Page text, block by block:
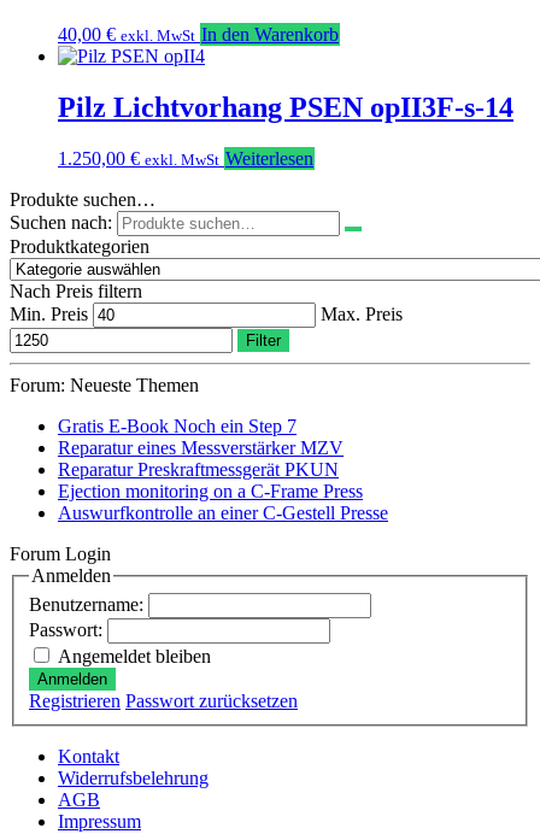
40,00 € exkl. MwSt In den Warenkorb
Pilz Lichtvorhang PSEN opII3F-s-14
1.250,00 € exkl. MwSt Weiterlesen
Produkte suchen…
Suchen nach:
Produktkategorien
Nach Preis filtern
Min. Preis
Max. Preis
Filter
Forum: Neueste Themen
Gratis E-Book Noch ein Step 7
Reparatur eines Messverstärker MZV
Reparatur Preskraftmessgerät PKUN
Ejection monitoring on a C-Frame Press
Auswurfkontrolle an einer C-Gestell Presse
Forum Login
Anmelden
Benutzername:
Passwort:
Angemeldet bleiben
Anmelden
Registrieren Passwort zurücksetzen
Kontakt
Widerrufsbelehrung
AGB
Impressum